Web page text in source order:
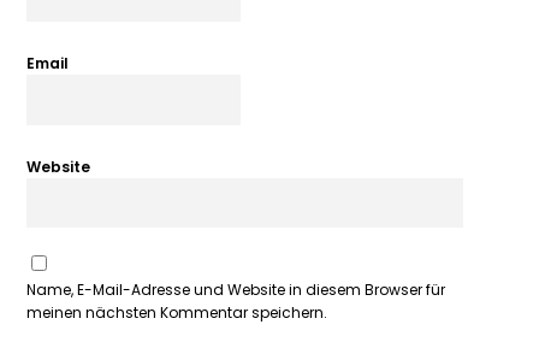
Email
Website
Name, E-Mail-Adresse und Website in diesem Browser für
meinen nächsten Kommentar speichern.